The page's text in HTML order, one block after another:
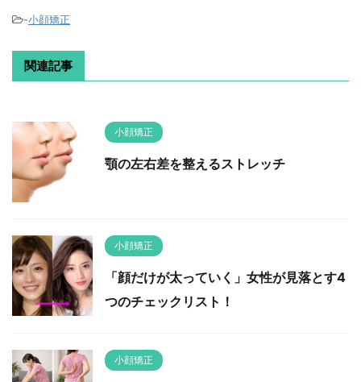
-小顔矯正
関連記事
小顔矯正
顎の左右差を整えるストレッチ
小顔矯正
「顔だけが太っていく」女性が見落とす4
つのチェックリスト！
小顔矯正